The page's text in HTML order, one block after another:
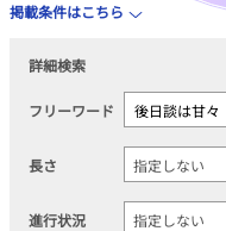
掲載条件はこちら
詳細検索
フリーワード
長さ
進行状況